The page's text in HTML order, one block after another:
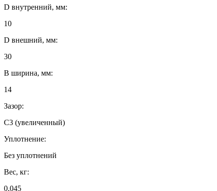
D внутренний, мм:
10
D внешний, мм:
30
B ширина, мм:
14
Зазор:
C3 (увеличенный)
Уплотнение:
Без уплотнений
Вес, кг:
0,045